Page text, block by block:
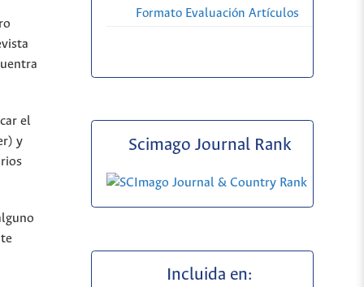
el
y
Formato Evaluación Artículos
Scimago Journal Rank
Incluida en: